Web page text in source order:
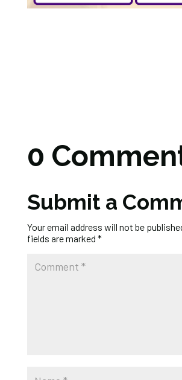
0
Submit a
Your email address will not be
fields are marked *